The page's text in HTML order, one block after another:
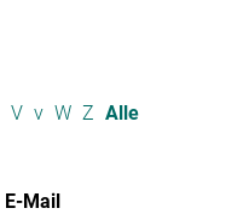
V v W Z Alle
E-Mail